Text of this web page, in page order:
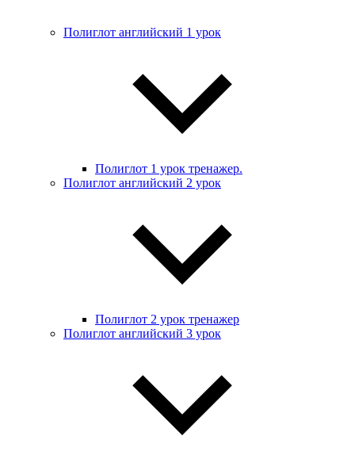
Полиглот английский 1 урок
Полиглот 1 урок тренажер.
Полиглот английский 2 урок
Полиглот 2 урок тренажер
Полиглот английский 3 урок